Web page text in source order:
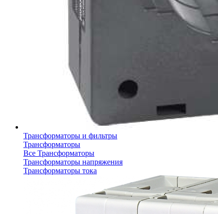
Трансформаторы и фильтры
Трансформаторы
Все Трансформаторы
Трансформаторы напряжения
Трансформаторы тока